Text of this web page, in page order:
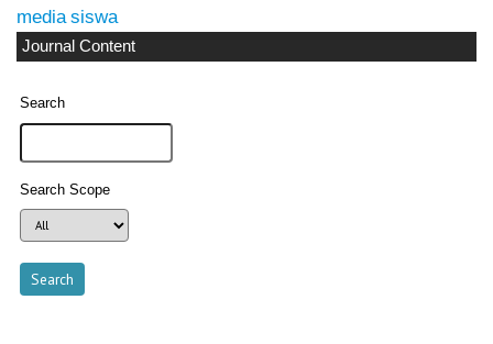
media siswa
Journal Content
Search
Search Scope